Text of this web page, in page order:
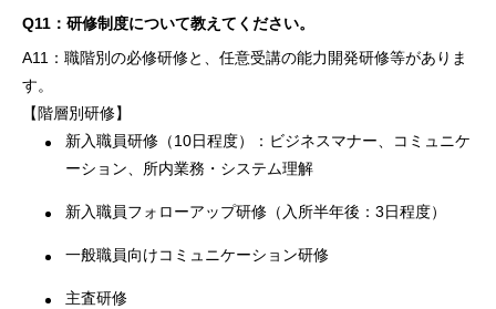
Q11：研修制度について教えてください。
A11：職階別の必修研修と、任意受講の能力開発研修等がありま
す。
【階層別研修】
新入職員研修（10日程度）：ビジネスマナー、コミュニケ
ーション、所内業務・システム理解
新入職員フォローアップ研修（入所半年後：3日程度）
一般職員向けコミュニケーション研修
主査研修